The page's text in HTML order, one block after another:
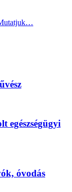
egészségügyi
óvodás